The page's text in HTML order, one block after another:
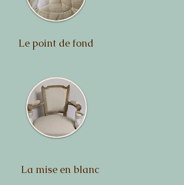
Le point de fond
La mise en blanc